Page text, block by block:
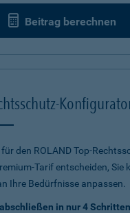
Beitrag berechnen
für den ROLAND Top-
Tarif entscheiden, Sie
Ihre Bedürfnisse anpassen.
in nur 4